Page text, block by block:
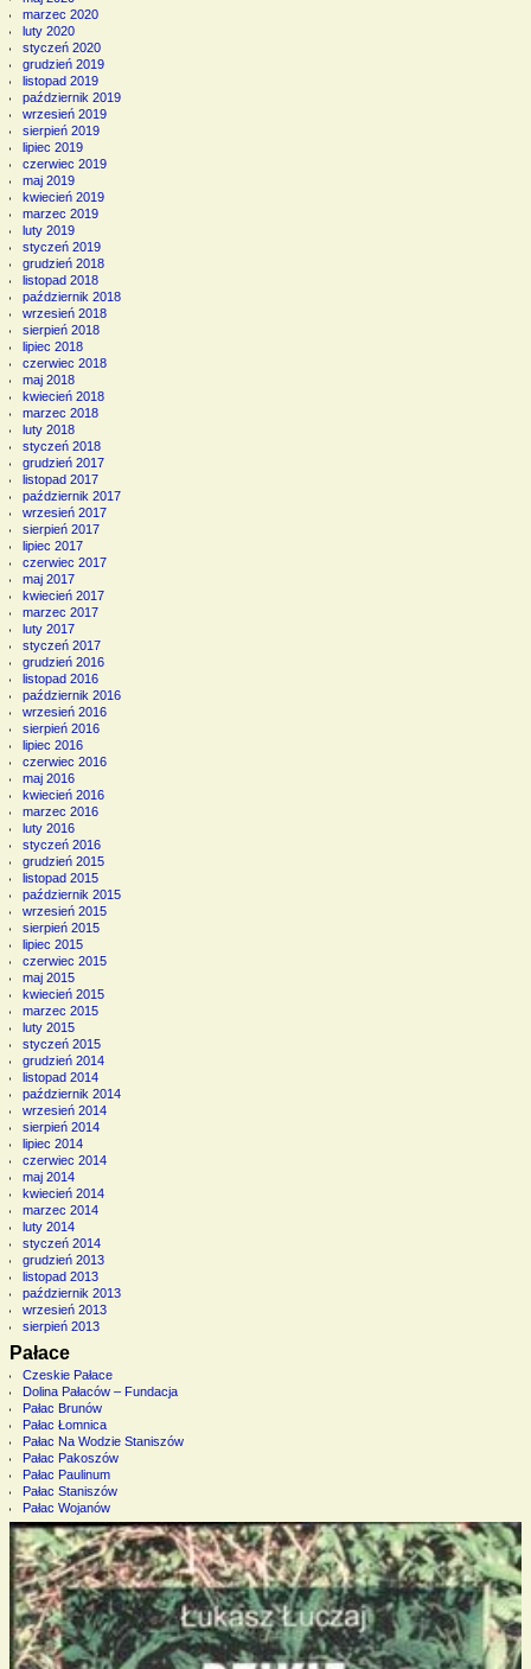
marzec 2020
luty 2020
styczeń 2020
grudzień 2019
listopad 2019
październik 2019
wrzesień 2019
sierpień 2019
lipiec 2019
czerwiec 2019
maj 2019
kwiecień 2019
marzec 2019
luty 2019
styczeń 2019
grudzień 2018
listopad 2018
październik 2018
wrzesień 2018
sierpień 2018
lipiec 2018
czerwiec 2018
maj 2018
kwiecień 2018
marzec 2018
luty 2018
styczeń 2018
grudzień 2017
listopad 2017
październik 2017
wrzesień 2017
sierpień 2017
lipiec 2017
czerwiec 2017
maj 2017
kwiecień 2017
marzec 2017
luty 2017
styczeń 2017
grudzień 2016
listopad 2016
październik 2016
wrzesień 2016
sierpień 2016
lipiec 2016
czerwiec 2016
maj 2016
kwiecień 2016
marzec 2016
luty 2016
styczeń 2016
grudzień 2015
listopad 2015
październik 2015
wrzesień 2015
sierpień 2015
lipiec 2015
czerwiec 2015
maj 2015
kwiecień 2015
marzec 2015
luty 2015
styczeń 2015
grudzień 2014
listopad 2014
październik 2014
wrzesień 2014
sierpień 2014
lipiec 2014
czerwiec 2014
maj 2014
kwiecień 2014
marzec 2014
luty 2014
styczeń 2014
grudzień 2013
listopad 2013
październik 2013
wrzesień 2013
sierpień 2013
Pałace
Czeskie Pałace
Dolina Pałaców – Fundacja
Pałac Brunów
Pałac Łomnica
Pałac Na Wodzie Staniszów
Pałac Pakoszów
Pałac Paulinum
Pałac Staniszów
Pałac Wojanów